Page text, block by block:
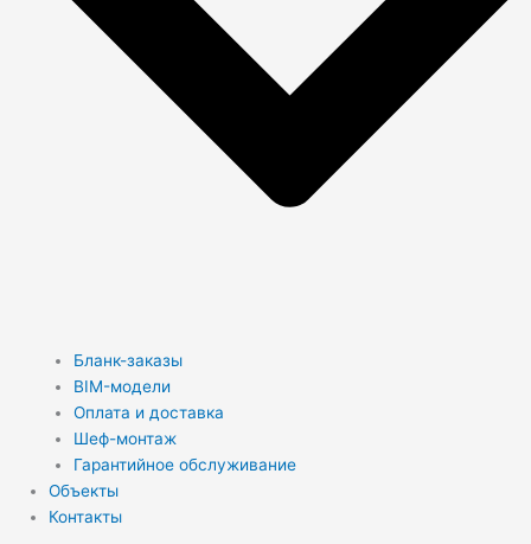
Бланк-заказы
BIM-модели
Оплата и доставка
Шеф-монтаж
Гарантийное обслуживание
Объекты
Контакты